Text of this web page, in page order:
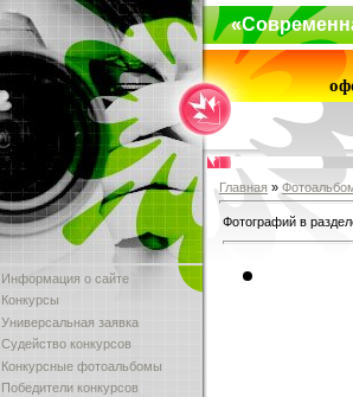
Информация о сайте
Конкурсы
Универсальная заявка
Судейство конкурсов
Конкурсные фотоальбомы
Победители конкурсов
Главная »
Фотографий в